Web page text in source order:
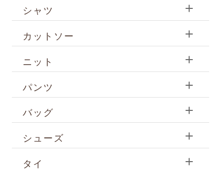
シャツ
カットソー
ニット
パンツ
バッグ
シューズ
タイ